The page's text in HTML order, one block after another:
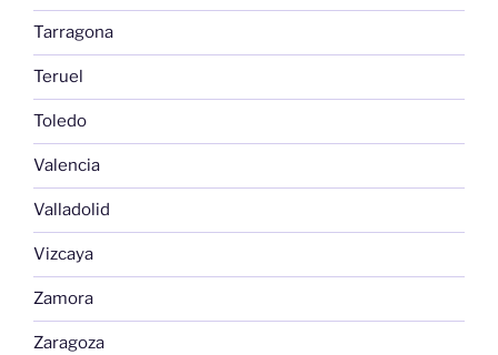
Tarragona
Teruel
Toledo
Valencia
Valladolid
Vizcaya
Zamora
Zaragoza